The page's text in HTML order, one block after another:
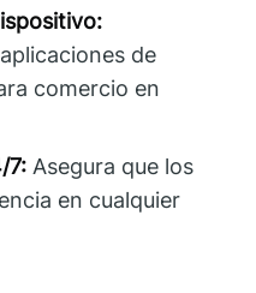
de
comercio en
7: Asegura que los
en cualquier